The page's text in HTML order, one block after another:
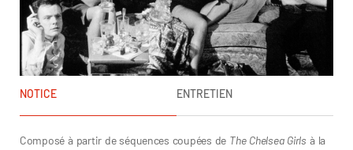
NOTICE ENTRETIEN
Composé à partir de séquences coupées de The Chelsea Girls à la